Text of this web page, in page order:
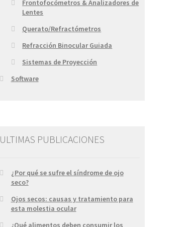
Frontofocómetros & Analizadores de
Lentes
Querato/Refractómetros
Refracción Binocular Guiada
Sistemas de Proyección
Software
ULTIMAS PUBLICACIONES
¿Por qué se sufre el síndrome de ojo
seco?
Ojos secos: causas y tratamiento para
esta molestia ocular
¿Qué alimentos deben consumir los